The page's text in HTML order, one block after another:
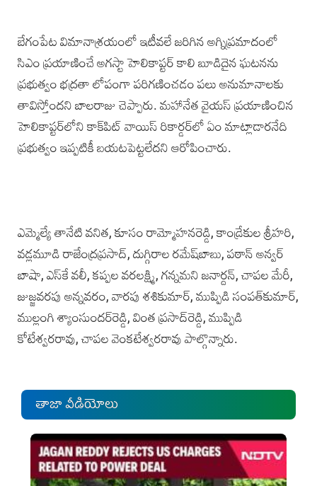
బేగంపేట విమానాశ్రయం‌లో ఇటీవలే జరిగిన అగ్నిప్రమాదంలో
సిఎం ప్రయాణించే అగస్టా హెలికాప్టర్ కాలి బూడిదైన ఘటనను
ప్రభుత్వం భద్రతా లోపంగా పరిగణించడం పలు అనుమానాలకు
తావిస్తోందని బాలరాజు చెప్పారు. మహానేత వైయస్ ప్రయాణించిన
హెలికాప్టర్‌లోని కాక్‌పిట్ వాయిస్ రికార్డర్‌లో ఏం మాట్లాడారనేది
ప్రభుత్వం ఇప్పటికీ బయటపెట్టలేదని ఆరోపించారు.
ఎమ్మెల్యే తానేటి వనిత, కూసం రామ్మోహనరెడ్డి, కాండ్రేకుల శ్రీహరి,
వడ్లమూడి రాజేంద్రప్రసాద్, దుగ్గిరాల రమేష్‌బాబు, పఠాన్ అ‌న్వర్
బాషా, ఎస్‌కే వలీ, కప్పల వరలక్ష్మి, గన్నమని జనార్దన్, చాపల మేరీ,
జుజ్జవరపు అన్నవరం, వారపు శశికుమా‌ర్, ముప్పిడి సంప‌త్‌కుమార్,
ముల్లంగి శ్యాంసుందర్‌రెడ్డి, వింత ప్రసాద్‌రెడ్డి, ముప్పిడి
కోటేశ్వరరావు, చాపల వెంకటేశ్వరరావు పాల్గొన్నారు.
తాజా వీడియోలు